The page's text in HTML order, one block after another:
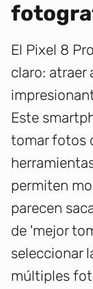
El Pixel 8
claro: atraer
Este
tomar fotos
permiten
parecen
de 'mejor
seleccionar
múltiples